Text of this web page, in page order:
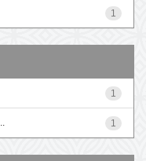
1
1
1